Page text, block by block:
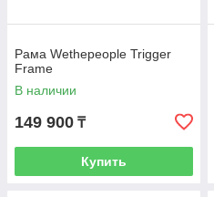
Рама Wethepeople Trigger
Frame
В наличии
149 900 ₸
Купить